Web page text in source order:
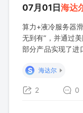
07月01日 海达
算力+液冷服务器
无到有”，并通过
部分产品实现了进
套）处于商务谈
S 海达尔
2 0